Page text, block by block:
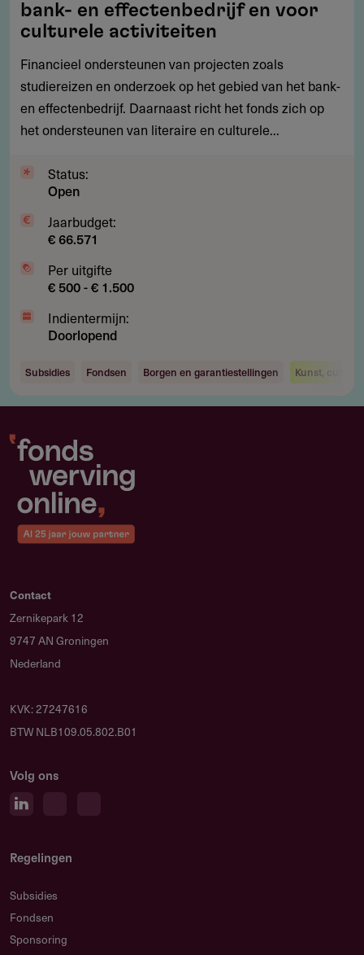
onderzoek
naar
bank-
en
effectenbedrijf
en
culturele
activiteiten
bank- en effectenbedrijf en voor
culturele activiteiten
Financieel ondersteunen van projecten zoals
studiereizen en onderzoek op het gebied van het bank-
en effectenbedrijf. Daarnaast richt het fonds zich op
het ondersteunen van literaire en culturele...
Status:
Open
Jaarbudget:
€ 66.571
Per uitgifte
€ 500 - € 1.500
Indientermijn:
Doorlopend
Subsidies Fondsen Borgen en garantiestellingen Kunst,
Contact
Zernikepark 12
9747 AN Groningen
Nederland
KVK: 27247616
BTW NLB109.05.802.B01
Volg ons
Regelingen
Subsidies
Fondsen
Sponsoring